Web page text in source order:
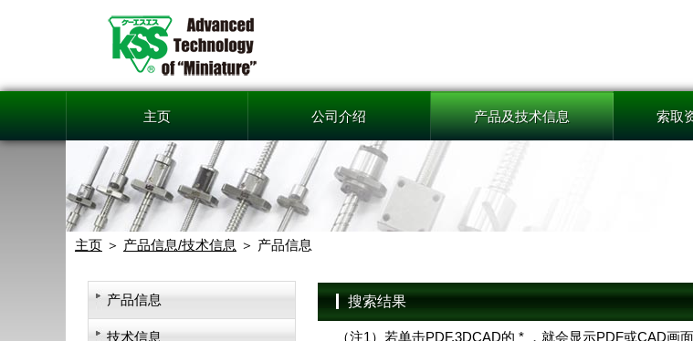
主页 公司介绍 产品及技术信息 索取
主页 产品信息/技术信息 产品信息
搜索结果
（注1）若单击PDF,3DCAD的 * ，就会显示PDF或CAD
产品信息
技术信息